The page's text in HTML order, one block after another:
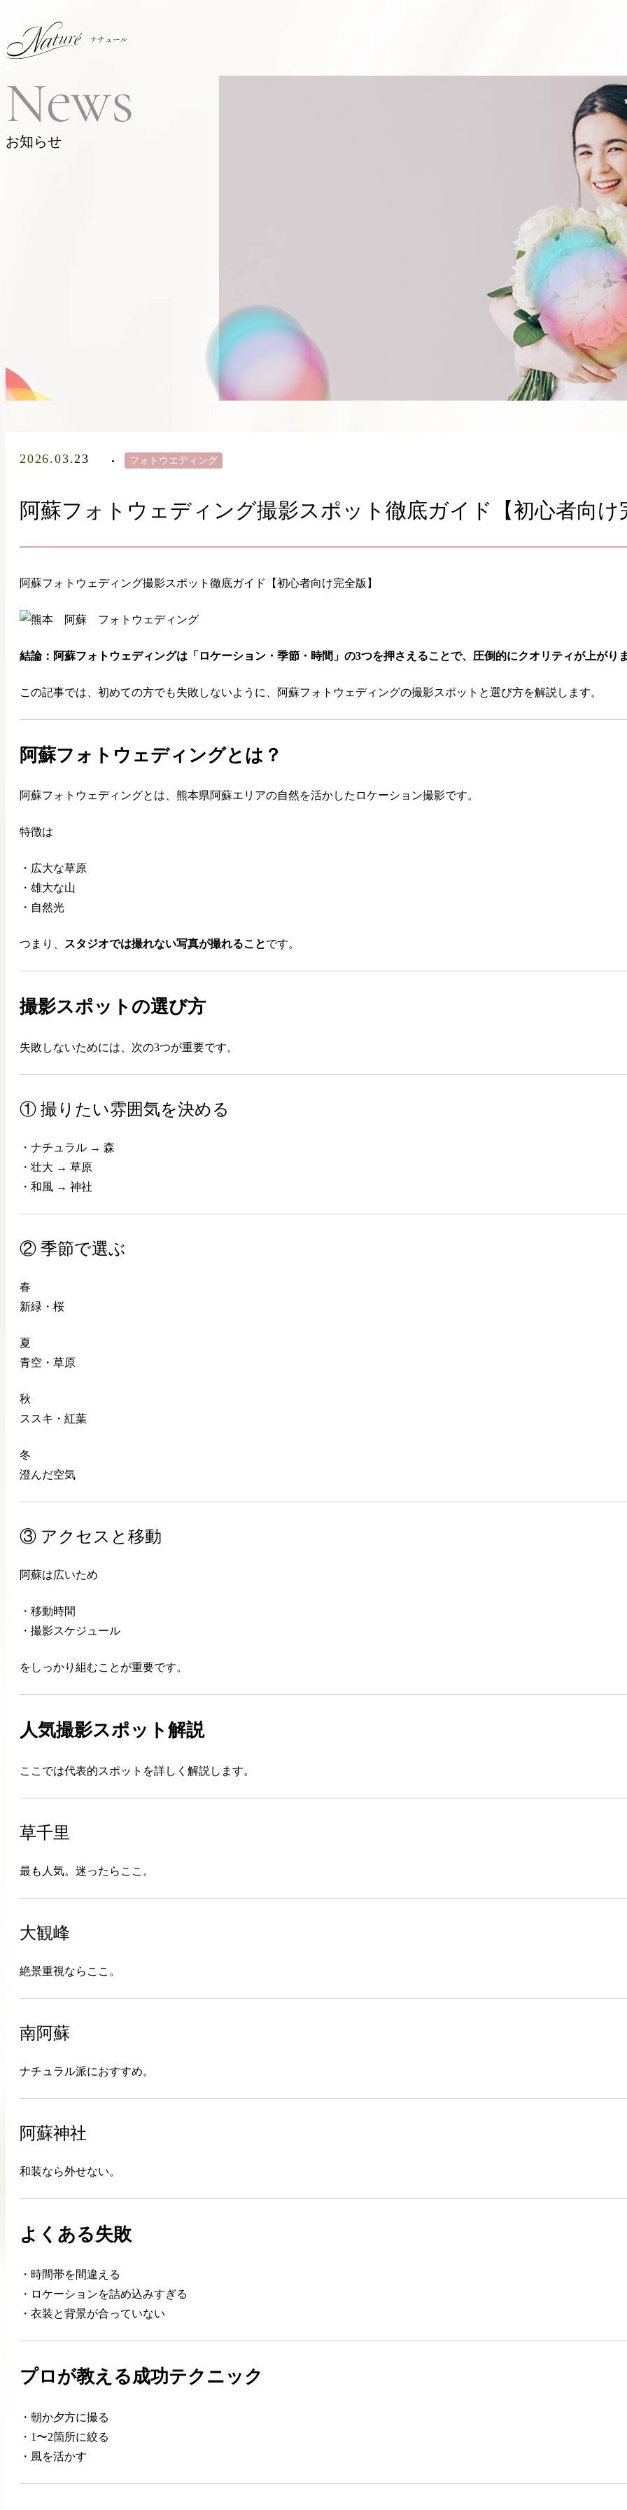
お知らせ
News
2026.03.23 フォトウエディング
阿蘇フォトウェディング撮影スポット徹底ガイド【初心者向け
阿蘇フォトウェディング撮影スポット徹底ガイド【初心者向け完全版】
結論：阿蘇フォトウェディングは「ロケーション・季節・時間」の3つを押さえることで、圧倒的にクオリティが上がり
この記事では、初めての方でも失敗しないように、阿蘇フォトウェディングの撮影スポットと選び方を解説します。
阿蘇フォトウェディングとは？
阿蘇フォトウェディングとは、熊本県阿蘇エリアの自然を活かしたロケーション撮影です。
特徴は
・広大な草原
・雄大な山
・自然光
つまり、 スタジオでは撮れない写真が撮れることです。
撮影スポットの選び方
失敗しないためには、次の3つが重要です。
① 撮りたい雰囲気を決める
・ナチュラル → 森
・壮大 → 草原
・和風 → 神社
② 季節で選ぶ
春
新緑・桜
夏
青空・草原
秋
ススキ・紅葉
冬
澄んだ空気
③ アクセスと移動
阿蘇は広いため
・移動時間
・撮影スケジュール
をしっかり組むことが重要です。
人気撮影スポット解説
ここでは代表的スポットを詳しく解説します。
草千里
最も人気。迷ったらここ。
大観峰
絶景重視ならここ。
南阿蘇
ナチュラル派におすすめ。
阿蘇神社
和装なら外せない。
よくある失敗
・時間帯を間違える
・ロケーションを詰め込みすぎる
・衣装と背景が合っていない
プロが教える成功テクニック
・朝か夕方に撮る
・1〜2箇所に絞る
・風を活かす